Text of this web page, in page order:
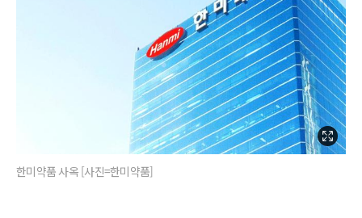
한미약품 사옥 [사진=한미약품]